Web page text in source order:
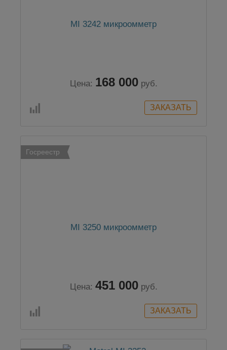
MI 3242 микроомметр
Цена: 168 000 руб.
Госреестр
MI 3250 микроомметр
Цена: 451 000 руб.